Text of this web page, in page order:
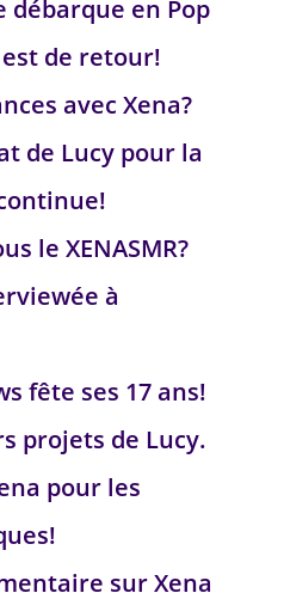
débarque en Pop
de retour!
avec Xena?
de Lucy pour la
le XENASMR?
à
fête ses 17 ans!
projets de Lucy.
pour les
sur Xena